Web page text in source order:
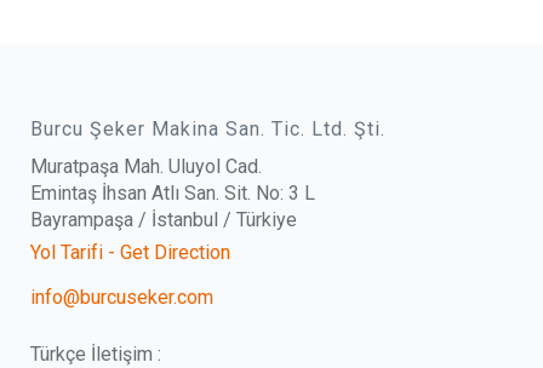
Burcu Şeker Makina San. Tic. Ltd. Şti.
Muratpaşa Mah. Uluyol Cad.
Emintaş İhsan Atlı San. Sit. No: 3 L
Bayrampaşa / İstanbul / Türkiye
Yol Tarifi - Get Direction
info@burcuseker.com
Türkçe İletişim :